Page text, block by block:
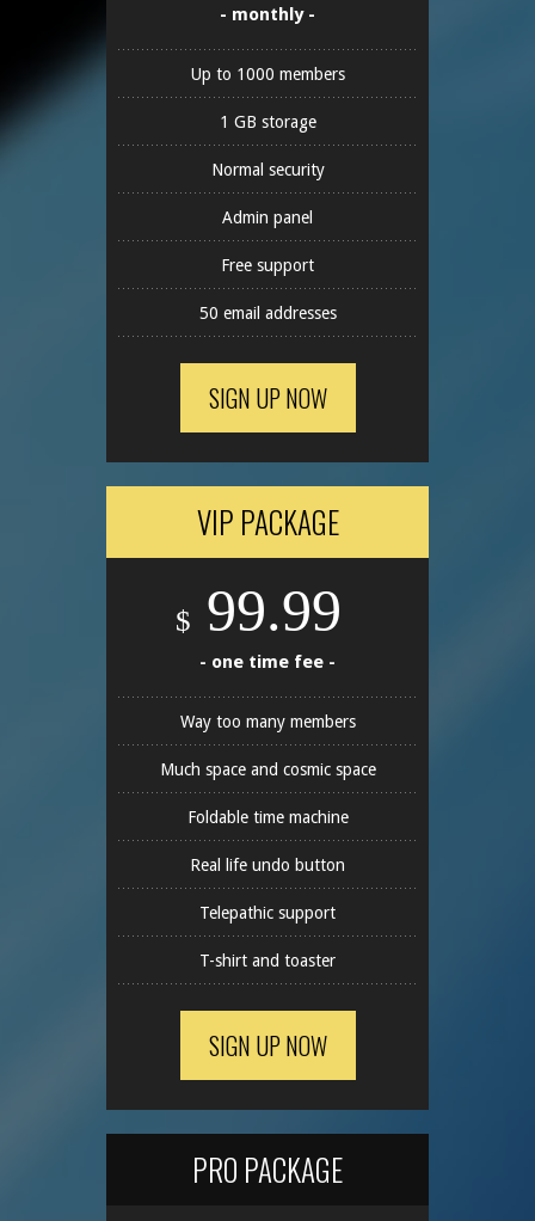
- monthly -
Up to 1000 members
1 GB storage
Normal security
Admin panel
Free support
50 email addresses
SIGN UP NOW
VIP PACKAGE
$ 99.99
- one time fee -
Way too many members
Much space and cosmic space
Foldable time machine
Real life undo button
Telepathic support
T-shirt and toaster
SIGN UP NOW
PRO PACKAGE